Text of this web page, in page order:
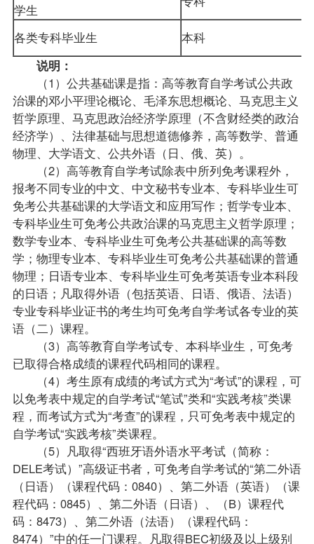
学生
各类专科毕业生
本科
说明：
（1）公共基础课是指：高等教育自学考试公共政
治课的邓小平理论概论、毛泽东思想概论、马克思主义
哲学原理、马克思政治经济学原理（不含财经类的政治
经济学）、法律基础与思想道德修养，高等数学、普通
物理、 大学语文、公共外语（日、俄、英）。
（2）高等教育自学考试除表中所列免考课程外，
报考不同专业的中文、中文秘书专业本、专科毕业生可
免考公共基础课的大学语文和应用写作；哲学专业本、
专科毕业生可免考公共政治课的马克思主义哲学原理；
数学专业本、专科毕业生可免考公共基础课的高等数
学；物理专业本、专科毕业生可免考公共基础课的普通
物理；日语专业本、专科毕业生可免考英语专业本科段
的日语；凡取得外语（包括英语、日语、俄语、法语）
专业专科毕业证书的考生均可免考自学考试各专业的英
语（二） 课程。
（3）高等教育自学考试专、本科毕业生，可免考
已取得合格成绩的课程代码相同的课程。
（4）考生原有成绩的考试方式为“考试”的课程，可
以免考表中规定的自学考试“笔试”类和“实践考核”类课
程，而考试方式为“考查”的课程，只可免考表中规定的
自学考试“实践考核”类课程。
（5）凡取得“西班牙语外语水平考试（简称：
DELE考试）”高级证书者，可免考自学考试的“第二外语
（日语）（课程代码：0840）、第二外语（英语）（课
程代码：0845）、第二外语（日语）、（B）课程代
码：8473）、第二外语（法语）（课程代码：
8474）”中的任一门课程。凡取得BEC初级及以上级别